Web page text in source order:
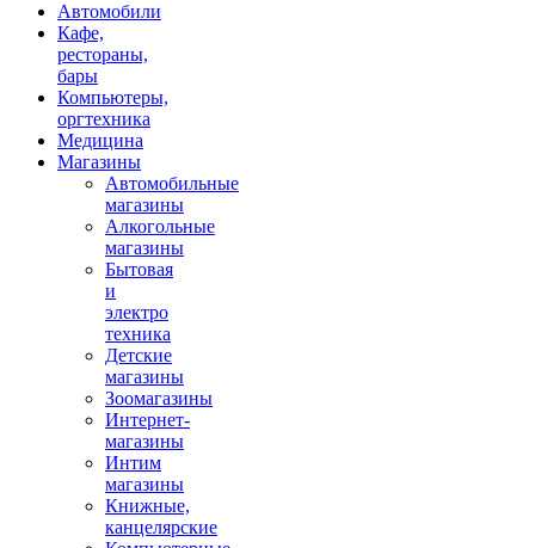
Автомобили
Кафе,
рестораны,
бары
Компьютеры,
оргтехника
Медицина
Магазины
Автомобильные
магазины
Алкогольные
магазины
Бытовая
и
электро
техника
Детские
магазины
Зоомагазины
Интернет-
магазины
Интим
магазины
Книжные,
канцелярские